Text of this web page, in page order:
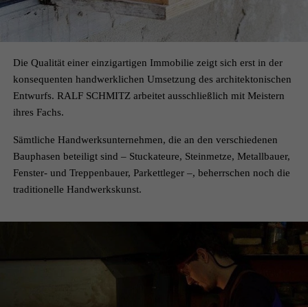
Die Qualität einer einzigartigen Immobilie zeigt sich erst in der
konsequenten handwerklichen Umsetzung des architektonischen
Entwurfs. RALF SCHMITZ arbeitet ausschließlich mit Meistern
ihres Fachs.
Sämtliche Handwerksunternehmen, die an den verschiedenen
Bauphasen beteiligt sind – Stuckateure, Steinmetze, Metallbauer,
Fenster- und Treppenbauer, Parkettleger –, beherrschen noch die
traditionelle Handwerkskunst.